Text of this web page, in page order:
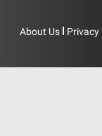
About Us Privacy